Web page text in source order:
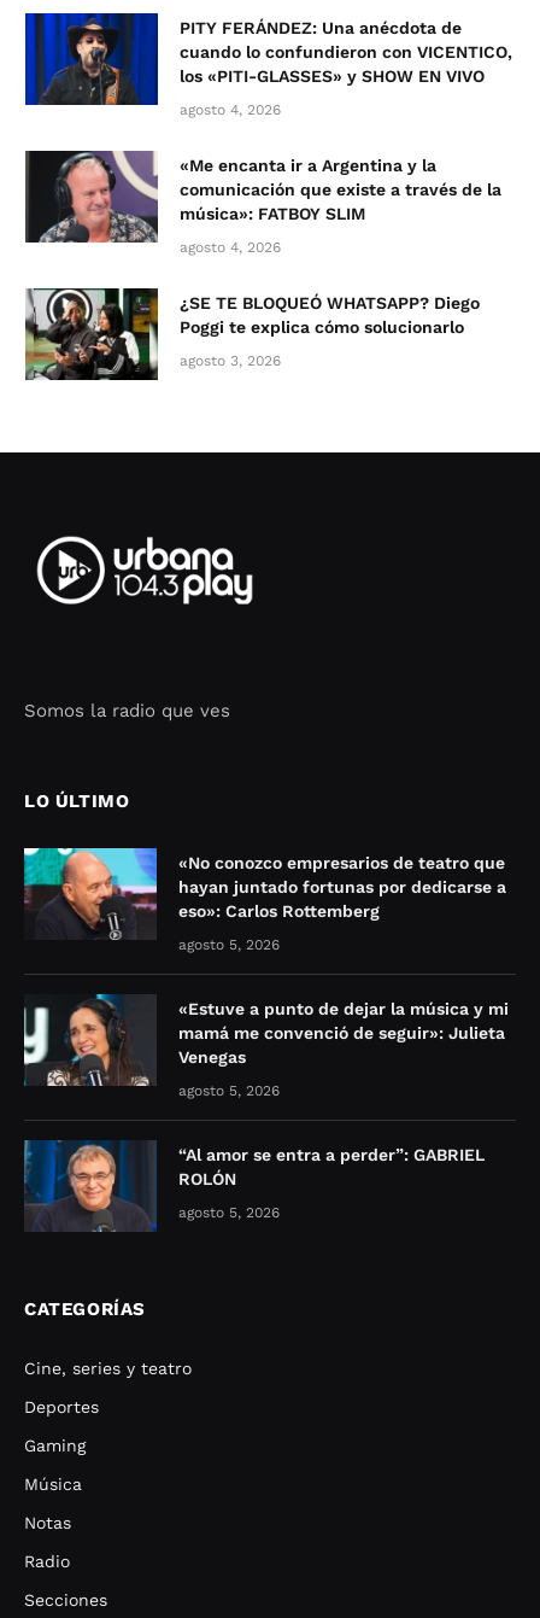
PITY FERÁNDEZ: Una anécdota de
cuando lo confundieron con VICENTICO,
los «PITI-GLASSES» y SHOW EN VIVO
agosto 4, 2026
«Me encanta ir a Argentina y la
comunicación que existe a través de la
música»: FATBOY SLIM
agosto 4, 2026
¿SE TE BLOQUEÓ WHATSAPP? Diego
Poggi te explica cómo solucionarlo
agosto 3, 2026
Somos la radio que ves
LO ÚLTIMO
«No conozco empresarios de teatro que
hayan juntado fortunas por dedicarse a
eso»: Carlos Rottemberg
agosto 5, 2026
«Estuve a punto de dejar la música y mi
mamá me convenció de seguir»: Julieta
Venegas
agosto 5, 2026
“Al amor se entra a perder”: GABRIEL
ROLÓN
agosto 5, 2026
CATEGORÍAS
Cine, series y teatro
Deportes
Gaming
Música
Notas
Radio
Secciones